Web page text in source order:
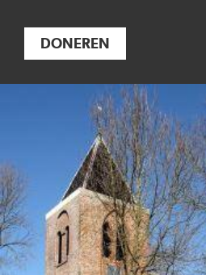
DONEREN